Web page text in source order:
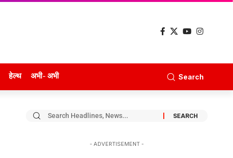
हेल्थ अभी- अभी Search
- ADVERTISEMENT -